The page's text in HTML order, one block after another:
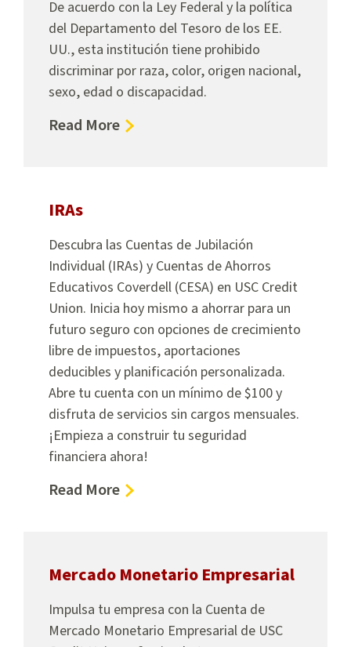
De acuerdo con la Ley Federal y la política
del Departamento del Tesoro de los EE.
UU., esta institución tiene prohibido
discriminar por raza, color, origen nacional,
sexo, edad o discapacidad.
Read Moreabout
IRAs
Descubra las Cuentas de Jubilación
Individual (IRAs) y Cuentas de Ahorros
Educativos Coverdell (CESA) en USC Credit
Union. Inicia hoy mismo a ahorrar para un
futuro seguro con opciones de crecimiento
libre de impuestos, aportaciones
deducibles y planificación personalizada.
Abre tu cuenta con un mínimo de $100 y
disfruta de servicios sin cargos mensuales.
¡Empieza a construir tu seguridad
financiera ahora!
Read Moreabout
Mercado Monetario Empresarial
Impulsa tu empresa con la Cuenta de
Mercado Monetario Empresarial de USC